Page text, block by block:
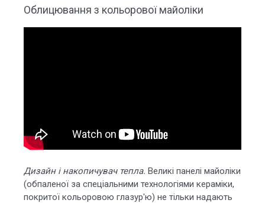
Облицювання з кольорової майоліки
Дизайн і накопичувач тепла. Великі панелі майоліки
(обпаленої за спеціальними технологіями кераміки,
покритої кольоровою глазур'ю) не тільки надають